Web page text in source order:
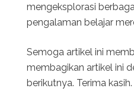
mengeksplorasi
pengalaman belajar
Semoga artikel ini
membagikan artikel ini
berikutnya. Terima kasih.